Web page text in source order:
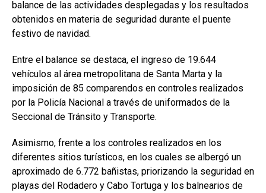
balance de las actividades desplegadas y los resultados
obtenidos en materia de seguridad durante el puente
festivo de navidad.
Entre el balance se destaca, el ingreso de 19.644
vehículos al área metropolitana de Santa Marta y la
imposición de 85 comparendos en controles realizados
por la Policía Nacional a través de uniformados de la
Seccional de Tránsito y Transporte.
Asimismo, frente a los controles realizados en los
diferentes sitios turísticos, en los cuales se albergó un
aproximado de 6.772 bañistas, priorizando la seguridad en
playas del Rodadero y Cabo Tortuga y los balnearios de